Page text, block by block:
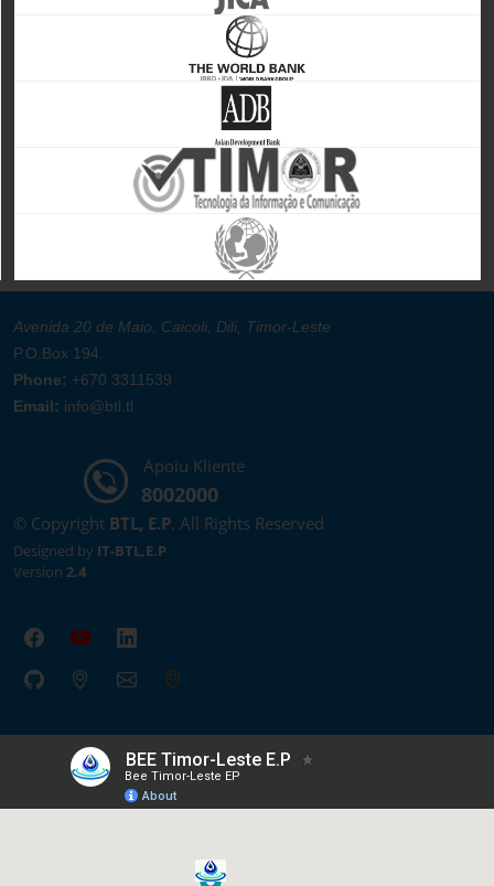
Avenida 20 de Maio, Caicoli, Dili, Timor-Leste
P.O.Box 194.
Phone: +670 3311539
Email: info@btl.tl
Apoiu Kliente
8002000
© Copyright BTL, E.P. All Rights Reserved
Designed by IT-BTL,E.P
Version 2.4